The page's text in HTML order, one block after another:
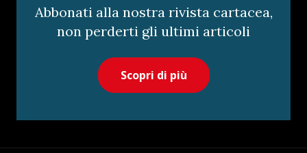
Abbonati alla nostra rivista cartacea,
non perderti gli ultimi articoli
Scopri di più